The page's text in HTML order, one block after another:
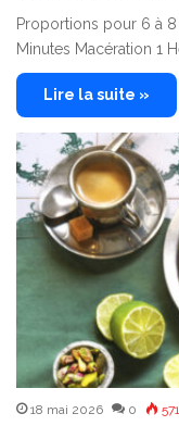
Proportions pour 6 à
Minutes Macération 1
Lire la suite »
18 mai 2026 0 571